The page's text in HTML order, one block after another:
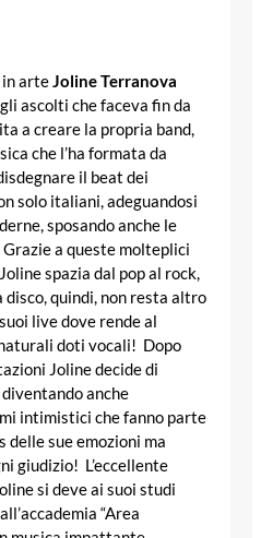
in arteJoline Terranova
ascolti che faceva fin da
a creare la propria band,
che l’ha formata da
il beat dei
solo italiani, adeguandosi
sposando anche le
a queste molteplici
spazia dal pop al rock,
disco, quindi, non resta altro
live dove rende al
doti vocali! Dopo
Joline decide di
anche
intimistici che fanno parte
delle sue emozioni ma
giudizio! L’eccellente
si deve ai suoi studi
“Area